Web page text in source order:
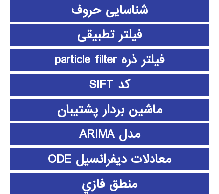
شناسایی حروف
فیلتر تطبیقی
فیلتر ذره particle filter
کد SIFT
ماشین بردار پشتیبان
مدل ARIMA
معادلات دیفرانسیل ODE
منطق فازي